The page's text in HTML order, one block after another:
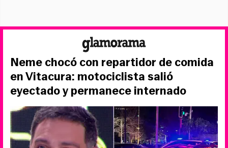
Neme chocó con repartidor de comida
en Vitacura: motociclista salió
eyectado y permanece internado